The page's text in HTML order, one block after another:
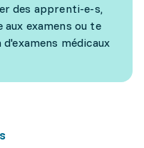
des apprenti-e-s,
examens ou te
médicaux